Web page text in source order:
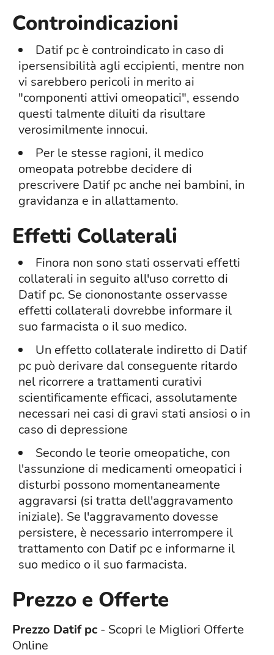
Controindicazioni
Datif pc è controindicato in caso di
ipersensibilità agli eccipienti, mentre non
vi sarebbero pericoli in merito ai
"componenti attivi omeopatici", essendo
questi talmente diluiti da risultare
verosimilmente innocui.
Per le stesse ragioni, il medico
omeopata potrebbe decidere di
prescrivere Datif pc anche nei bambini, in
gravidanza e in allattamento.
Effetti Collaterali
Finora non sono stati osservati effetti
collaterali in seguito all'uso corretto di
Datif pc. Se ciononostante osservasse
effetti collaterali dovrebbe informare il
suo farmacista o il suo medico.
Un effetto collaterale indiretto di Datif
pc può derivare dal conseguente ritardo
nel ricorrere a trattamenti curativi
scientificamente efficaci, assolutamente
necessari nei casi di gravi stati ansiosi o in
caso di depressione
Secondo le teorie omeopatiche, con
l'assunzione di medicamenti omeopatici i
disturbi possono momentaneamente
aggravarsi (si tratta dell'aggravamento
iniziale). Se l'aggravamento dovesse
persistere, è necessario interrompere il
trattamento con Datif pc e informarne il
suo medico o il suo farmacista.
Prezzo e Offerte
Prezzo Datif pc - Scopri le Migliori Offerte
Online